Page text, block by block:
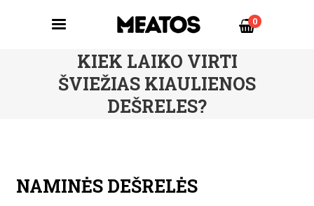
0
KIEK LAIKO VIRTI
ŠVIEŽIAS KIAULIENOS
DEŠRELES?
NAMINĖS DEŠRELĖS